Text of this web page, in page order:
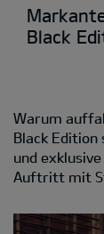
Black
Warum
Black
und
Auftritt mit